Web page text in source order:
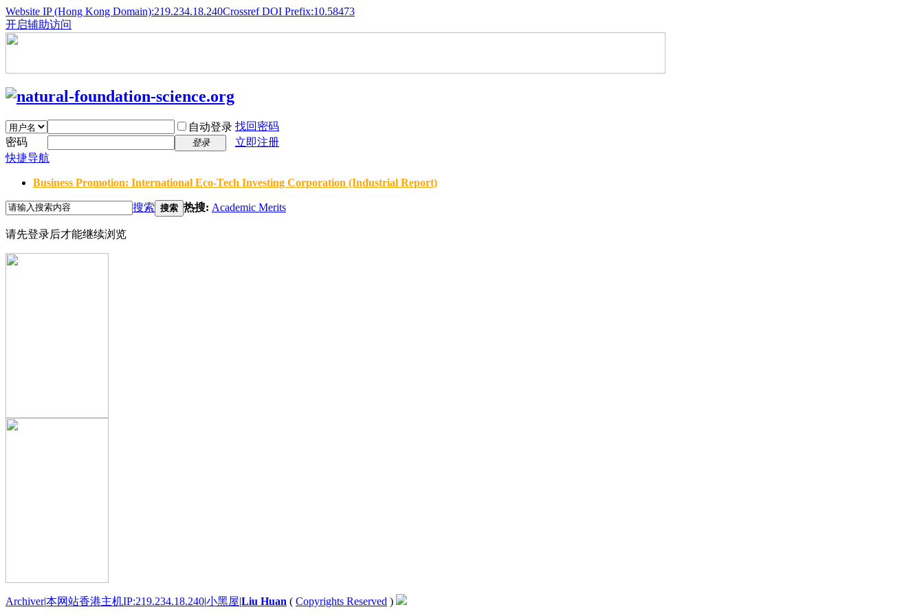
Website IP (Hong Kong Domain):219.234.18.240Crossref DOI Prefix:10.58473
开启辅助访问
自动登录 找回密码
密码
登录
立即注册
快捷导航
Business Promotion: International Eco-Tech Investing Corporation (Industrial Report)
搜索 搜索 热搜: Academic Merits
请先登录后才能继续浏览
Archiver|本网站香港主机IP:219.234.18.240|小黑屋|Liu Huan ( Copyrights Reserved )